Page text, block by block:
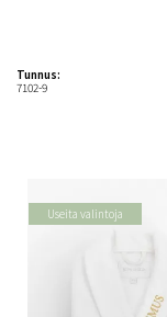
Tunnus:
7102-9
Useita valintoja